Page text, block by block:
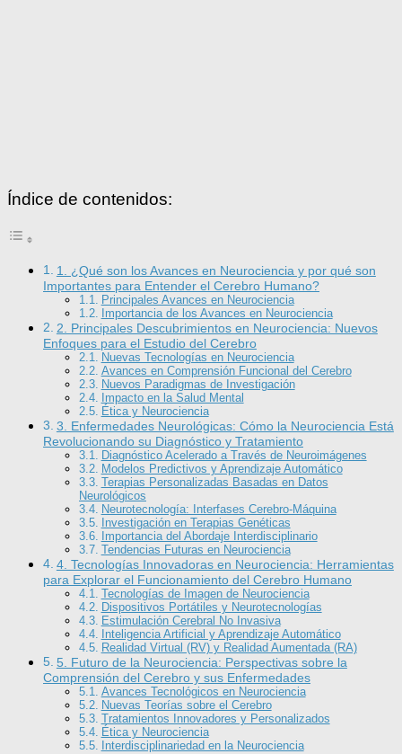
Índice de contenidos:
1. ¿Qué son los Avances en Neurociencia y por qué son
Importantes para Entender el Cerebro Humano?
Principales Avances en Neurociencia
Importancia de los Avances en Neurociencia
2. Principales Descubrimientos en Neurociencia: Nuevos
Enfoques para el Estudio del Cerebro
Nuevas Tecnologías en Neurociencia
Avances en Comprensión Funcional del Cerebro
Nuevos Paradigmas de Investigación
Impacto en la Salud Mental
Ética y Neurociencia
3. Enfermedades Neurológicas: Cómo la Neurociencia Está
Revolucionando su Diagnóstico y Tratamiento
Diagnóstico Acelerado a Través de Neuroimágenes
Modelos Predictivos y Aprendizaje Automático
Terapias Personalizadas Basadas en Datos
Neurológicos
Neurotecnología: Interfases Cerebro-Máquina
Investigación en Terapias Genéticas
Importancia del Abordaje Interdisciplinario
Tendencias Futuras en Neurociencia
4. Tecnologías Innovadoras en Neurociencia: Herramientas
para Explorar el Funcionamiento del Cerebro Humano
Tecnologías de Imagen de Neurociencia
Dispositivos Portátiles y Neurotecnologías
Estimulación Cerebral No Invasiva
Inteligencia Artificial y Aprendizaje Automático
Realidad Virtual (RV) y Realidad Aumentada (RA)
5. Futuro de la Neurociencia: Perspectivas sobre la
Comprensión del Cerebro y sus Enfermedades
Avances Tecnológicos en Neurociencia
Nuevas Teorías sobre el Cerebro
Tratamientos Innovadores y Personalizados
Ética y Neurociencia
Interdisciplinariedad en la Neurociencia